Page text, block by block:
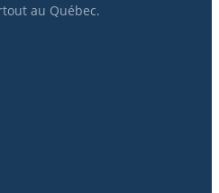
au Québec.